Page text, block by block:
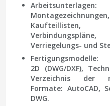
Arbeitsunterlagen:
Verriegelungs- und
2D (DWG/DXF),
Verzeichnis der
Formate: AutoCAD,
DWG.